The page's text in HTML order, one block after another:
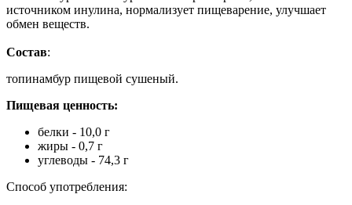
источником инулина, нормализует пищеварение, улучшает
обмен веществ.
Состав:
топинамбур пищевой сушеный.
Пищевая ценность:
белки - 10,0 г
жиры - 0,7 г
углеводы - 74,3 г
Способ употребления: